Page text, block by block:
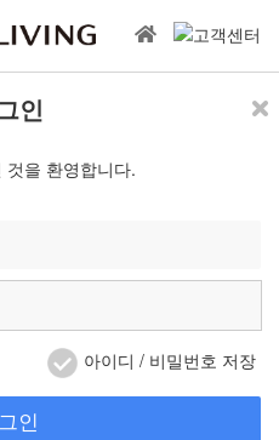
인
을 환영합니다.
아이디 / 비밀번호 저장
인